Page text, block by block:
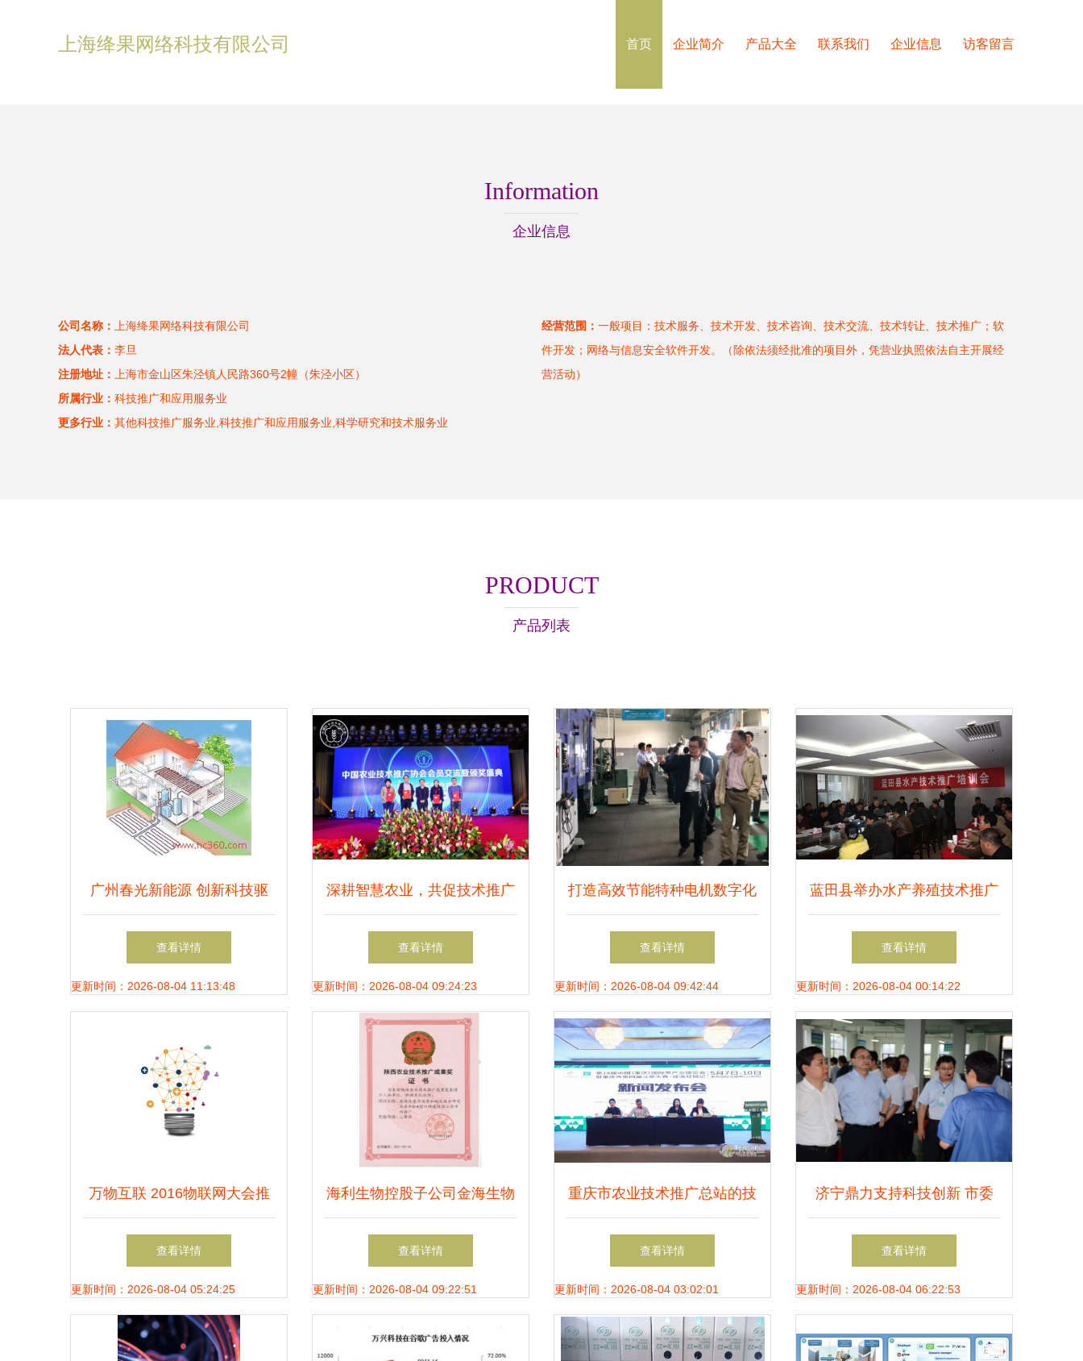
上海绛果网络科技有限公司 首页 企业简介 产品大全 联系我们 企业信息 访客留言
Information
企业信息
公司名称：
上海绛果网络科技有限公司
法人代表： 李旦
注册地址：
上海市金山区朱泾镇人民路360号2幢（朱泾小区）
所属行业： 科技推广和应用服务业
更多行业： 其他科技推广服务业,科技推广和应用服务业,科学研究和技术服务业
经营范围： 一般项目：技术服务、技术开发、技术咨询、技术交流、技术转让、技术推广；软
件开发；网络与信息安全软件开发。（除依法须经批准的项目外，凭营业执照依法自主开展经
营活动）
PRODUCT
产品列表
广州春光新能源 创新科技驱
动绿色能源未来
查看详情
更新时间：2026-08-04 11:13:48
深耕智慧农业，共促技术推广
——中国农业技术推广协会第
七次会员代表大会在京召开
查看详情
更新时间：2026-08-04 09:24:23
打造高效节能特种电机数字化
工厂！英洛华科技国家级项目
通过验收
查看详情
更新时间：2026-08-04 09:42:44
蓝田县举办水产养殖技术推广
培训会，助力渔农增产增收
查看详情
更新时间：2026-08-04 00:14:22
万物互联 2016物联网大会推
动技术落地与跨界融合——聚
焦核心挑战，发布十大推广成
果
查看详情
更新时间：2026-08-04 05:24:25
海利生物控股子公司金海生物
荣获陕西省农业技术推广成果
二等奖，彰显科技兴农力量
查看详情
更新时间：2026-08-04 09:22:51
重庆市农业技术推广总站的技
术推广策略与成果
查看详情
更新时间：2026-08-04 03:02:01
济宁鼎力支持科技创新 市委
书记王艺华视察中热翰华济宁
工厂软件开发成果
查看详情
更新时间：2026-08-04 06:22:53